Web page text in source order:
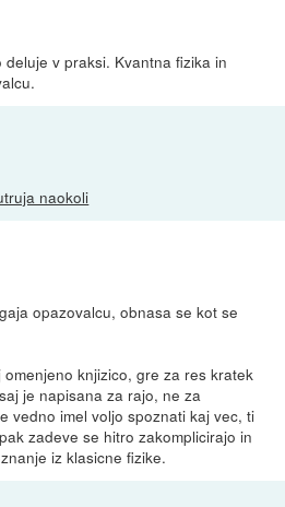
v praksi. Kvantna fizika in
naokoli
opazovalcu, obnasa se kot se
knjizico, gre za res kratek
je napisana za rajo, ne za
vedno imel voljo spoznati kaj vec, ti
zadeve se hitro zakomplicirajo in
iz klasicne fizike.